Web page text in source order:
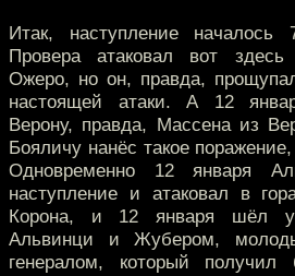
Итак, наступление
Провера атаковал вот здесь
Ожеро, но он, правда,
настоящей атаки. А 12
Верону, правда, Массена из
Бояличу нанёс такое
Одновременно 12 января
наступление и атаковал в
Корона, и 12 января шёл
Альвинци и Жубером,
генералом, который получил